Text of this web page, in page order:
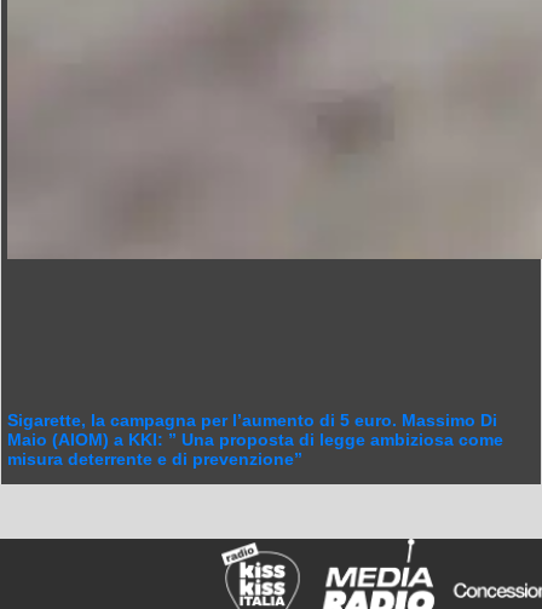
Sigarette, la campagna per l’aumento di 5 euro. Massimo Di
Maio (AIOM) a KKI: ” Una proposta di legge ambiziosa come
misura deterrente e di prevenzione”